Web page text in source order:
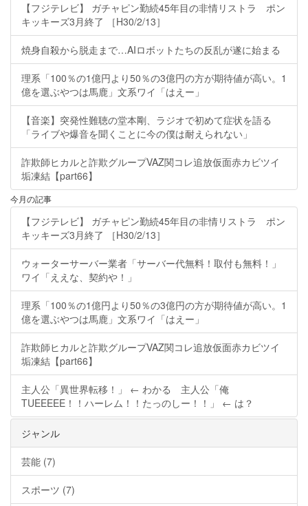
【フジテレビ】 ガチャピン勤続45年目の非情リストラ ポン
キッキーズ3月終了 ［H30/2/13］
焼身自殺から脱走まで…AIロボットたちの反乱が遂に始まる
理系「100％の1億円より50％の3億円の方が期待値が高い。1
億を選ぶやつは馬鹿」文系ワイ「はえー」
【音楽】突発性難聴の堂本剛、ラジオで初めて症状を語る
「ライブや爆音を聞くことに今の僕は耐えられない」
詐欺師ヒカルと詐欺グループVAZ関コレ追放仮面赤カビツイ
垢凍結【part66】
今月の記事
【フジテレビ】 ガチャピン勤続45年目の非情リストラ ポン
キッキーズ3月終了 ［H30/2/13］
ウォーターサーバー業者「サーバー代無料！取付も無料！」
ワイ「ええな、契約や！」
理系「100％の1億円より50％の3億円の方が期待値が高い。1
億を選ぶやつは馬鹿」文系ワイ「はえー」
詐欺師ヒカルと詐欺グループVAZ関コレ追放仮面赤カビツイ
垢凍結【part66】
主人公「異世界転移！」 ← わかる 主人公「俺
TUEEEEE！！ハーレム！！たっのしー！！」 ← は？
ジャンル
芸能 (7)
スポーツ (7)